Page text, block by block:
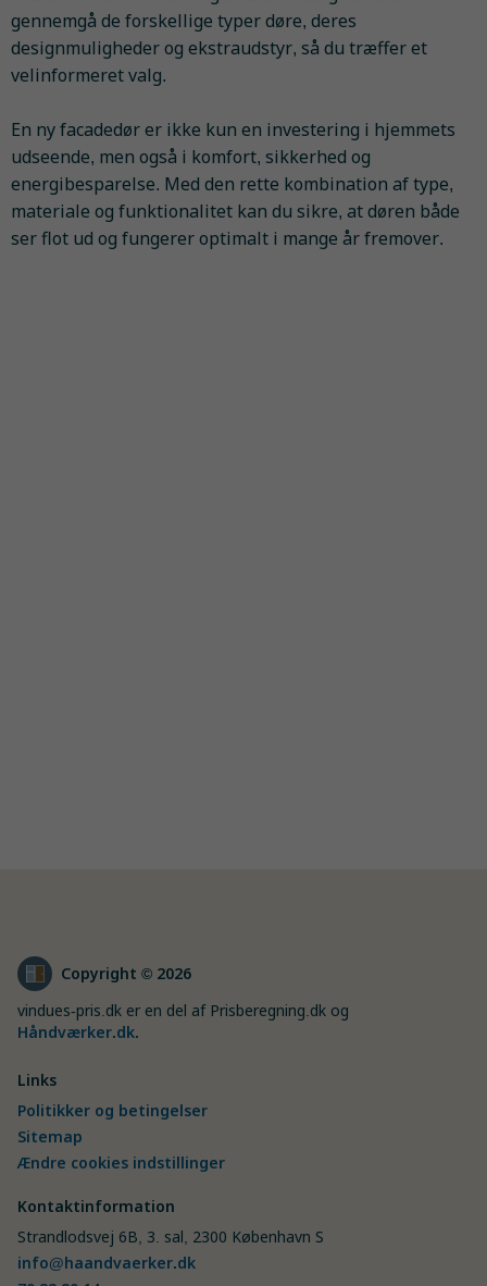
gennemgå de forskellige typer døre, deres
designmuligheder og ekstraudstyr, så du træffer et
velinformeret valg.
En ny facadedør er ikke kun en investering i hjemmets
udseende, men også i komfort, sikkerhed og
energibesparelse. Med den rette kombination af type,
materiale og funktionalitet kan du sikre, at døren både
ser flot ud og fungerer optimalt i mange år fremover.
Copyright © 2026
vindues-pris.dk er en del af Prisberegning.dk og
Håndværker.dk.
Links
Politikker og betingelser
Sitemap
Ændre cookies indstillinger
Kontaktinformation
Strandlodsvej 6B, 3. sal, 2300 København S
info@haandvaerker.dk